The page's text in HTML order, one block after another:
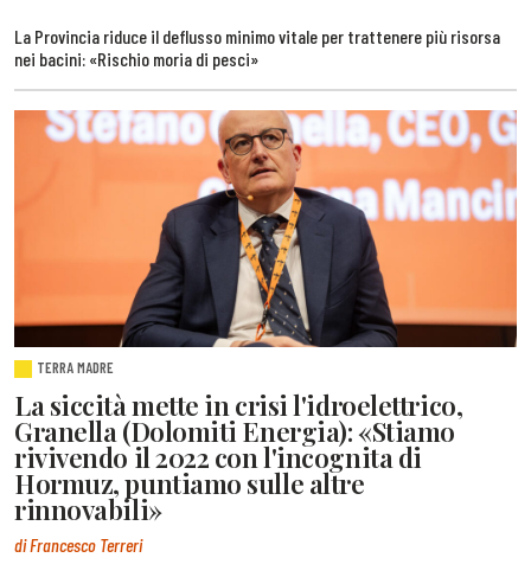
La Provincia riduce il deflusso minimo vitale per trattenere più risorsa
nei bacini: «Rischio moria di pesci»
TERRA MADRE
La siccità mette in crisi l'idroelettrico,
Granella (Dolomiti Energia): «Stiamo
rivivendo il 2022 con l'incognita di
Hormuz, puntiamo sulle altre
rinnovabili»
di Francesco Terreri